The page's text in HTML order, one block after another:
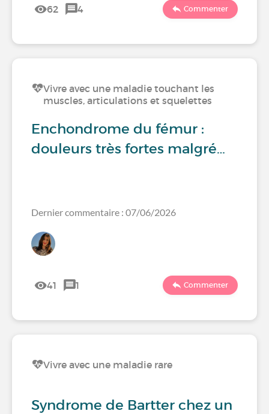
62 4 Commenter
Vivre avec une maladie touchant les
muscles, articulations et squelettes
Enchondrome du fémur :
douleurs très fortes malgré…
Dernier commentaire : 07/06/2026
41 1 Commenter
Vivre avec une maladie rare
Syndrome de Bartter chez un